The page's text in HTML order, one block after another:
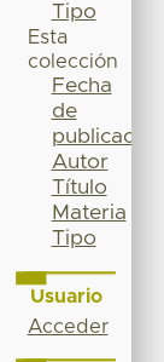
Tipo
Esta
colección
Fecha
de
publicación
Autor
Título
Materia
Tipo
Usuario
Acceder